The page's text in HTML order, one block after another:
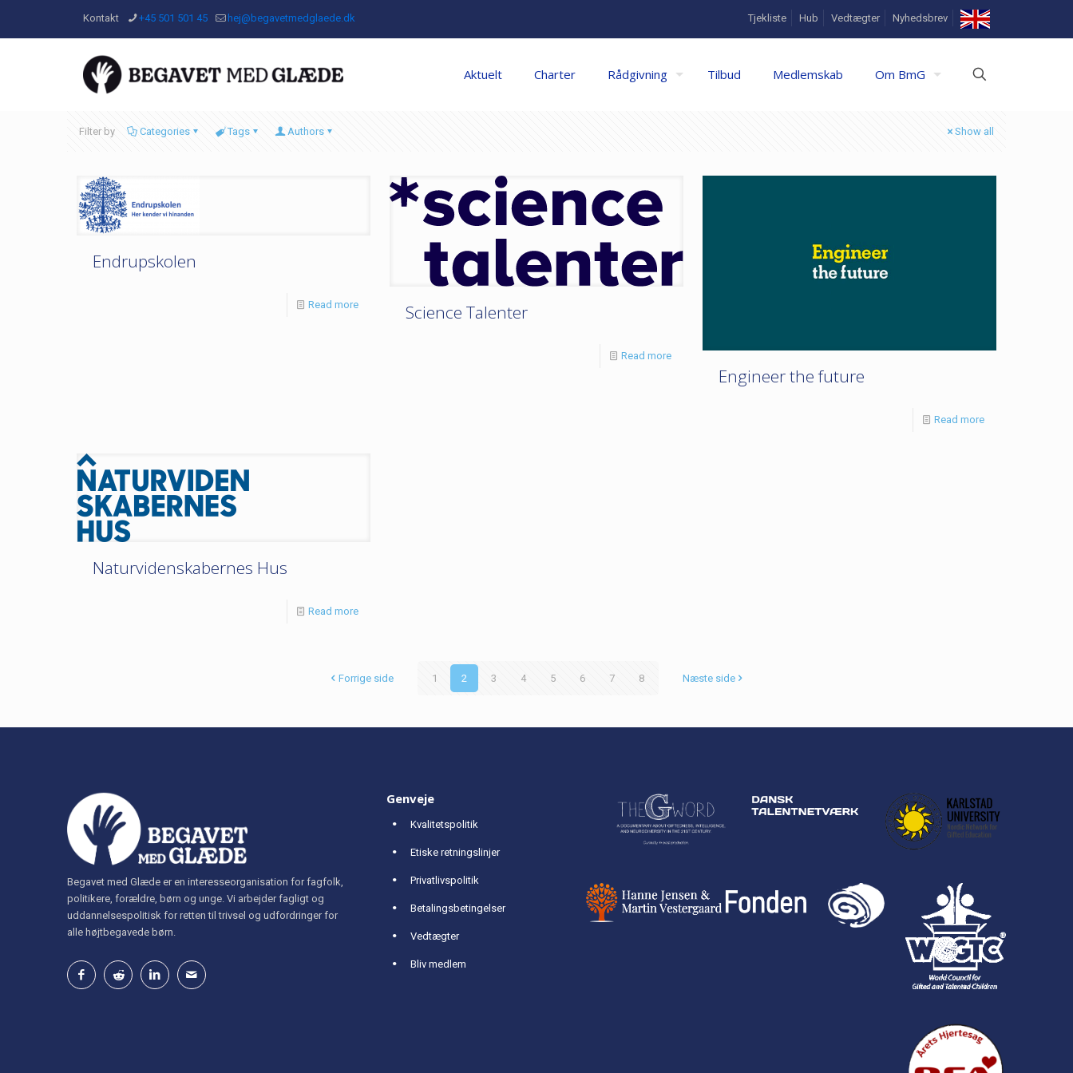
Kontakt +45 501 501 45 hej@begavetmedglaede.dk Tjekliste Hub Vedtægter Nyhedsbrev
In
Aktuelt Charter Rådgivning Tilbud Medlemskab Om BmG
Filter by Categories Tags Authors Show all
Endrupskolen
Read more Science Talenter
Read more
Engineer the future
Read more
Naturvidenskabernes Hus
Read more
Forrige side 1 2 3 4 5 6 7 8 Næste side
Begavet med Glæde er en interesseorganisation for fagfolk,
politikere, forældre, børn og unge. Vi arbejder fagligt og
uddannelsespolitisk for retten til trivsel og udfordringer for
alle højtbegavede børn.
Genveje
Kvalitetspolitik
Etiske retningslinjer
Privatlivspolitik
Betalingsbetingelser
Vedtægter
Bliv medlem